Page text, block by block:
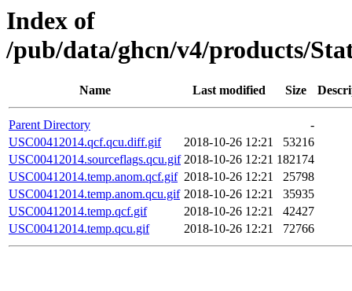
Index of
/pub/data/ghcn/v4/products/
Name Last modified Size
Parent Directory
-
USC00412014.qcf.qcu.diff.gif
2018-10-26 12:21
53216
USC00412014.sourceflags.qcu.gif 2018-10-26 12:21 182174
USC00412014.temp.anom.qcf.gif 2018-10-26 12:21
25798
USC00412014.temp.anom.qcu.gif 2018-10-26 12:21
35935
USC00412014.temp.qcf.gif
2018-10-26 12:21
42427
USC00412014.temp.qcu.gif
2018-10-26 12:21 72766